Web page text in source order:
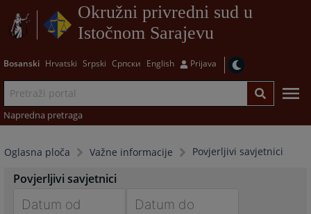
Okružni privredni sud u
Istočnom Sarajevu
Bosanski Hrvatski Srpski Српски English Prijava
Napredna pretraga
Oglasna ploča Važne informacije Povjerljivi savjetnici
Povjerljivi savjetnici